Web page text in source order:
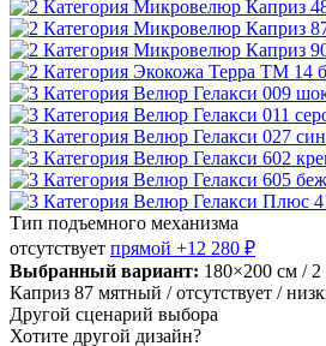
Тип подъемного механизма
отсутствует прямой +12 280 ₽
Выбранный вариант: 180×200 см / 2
Каприз 87 мятный / отсутствует /
Другой сценарий выбора
Хотите другой дизайн?